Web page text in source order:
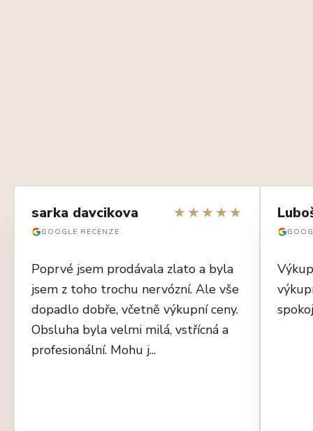
sarka davcikova
GOOGLE RECENZE
★★★★★
Poprvé jsem prodávala zlato a byla
jsem z toho trochu nervózní. Ale vše
dopadlo dobře, včetně výkupní ceny.
Obsluha byla velmi milá, vstřícná a
profesionální. Mohu j...